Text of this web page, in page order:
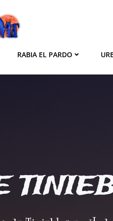
RABIA EL PARDO